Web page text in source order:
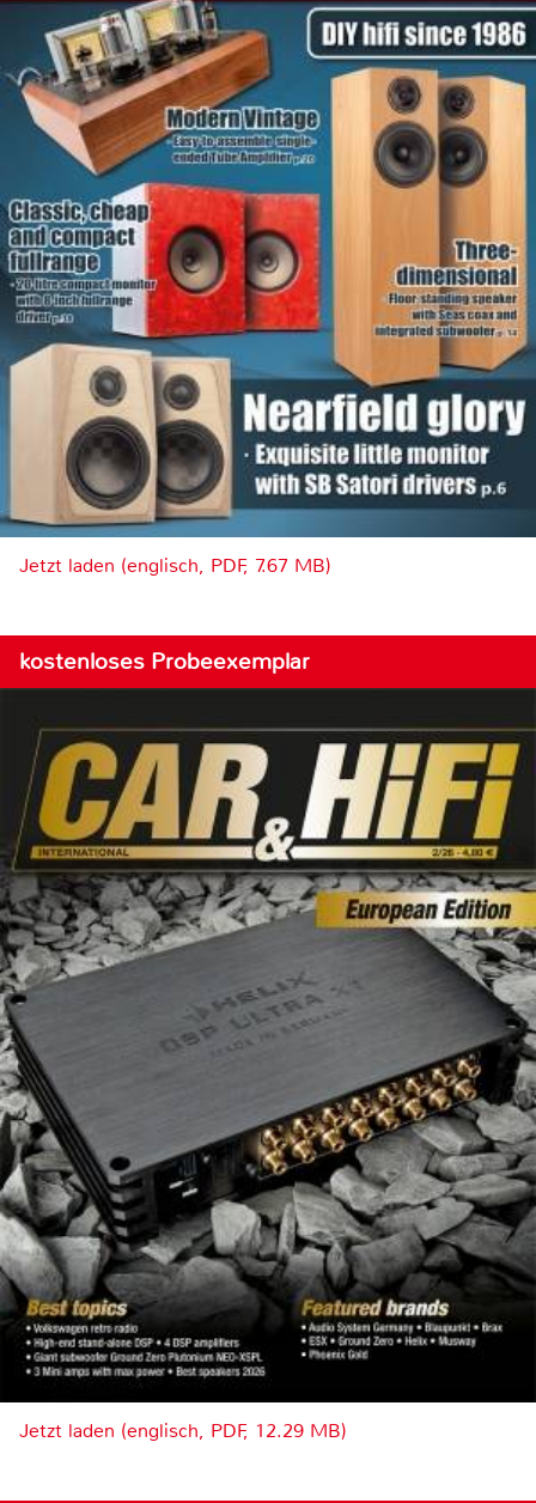
Jetzt laden (englisch, PDF, 7.67 MB)
kostenloses Probeexemplar
Jetzt laden (englisch, PDF, 12.29 MB)